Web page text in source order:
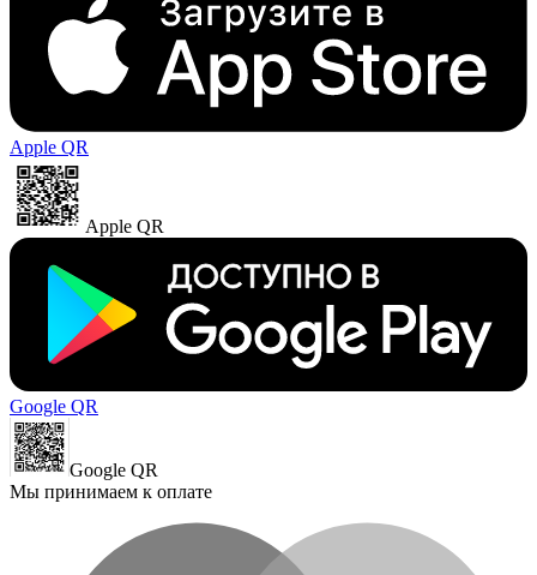
Apple QR
Apple QR
Google QR
Google QR
Мы принимаем к оплате